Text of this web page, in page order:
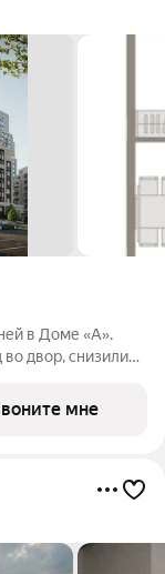
в Доме «А».
двор, снизили
с ЦАО, рядом
мне